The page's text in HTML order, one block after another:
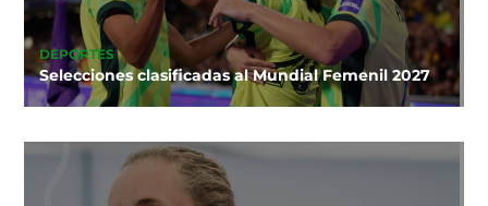
DEPORTES
Selecciones clasificadas al Mundial Femenil 2027